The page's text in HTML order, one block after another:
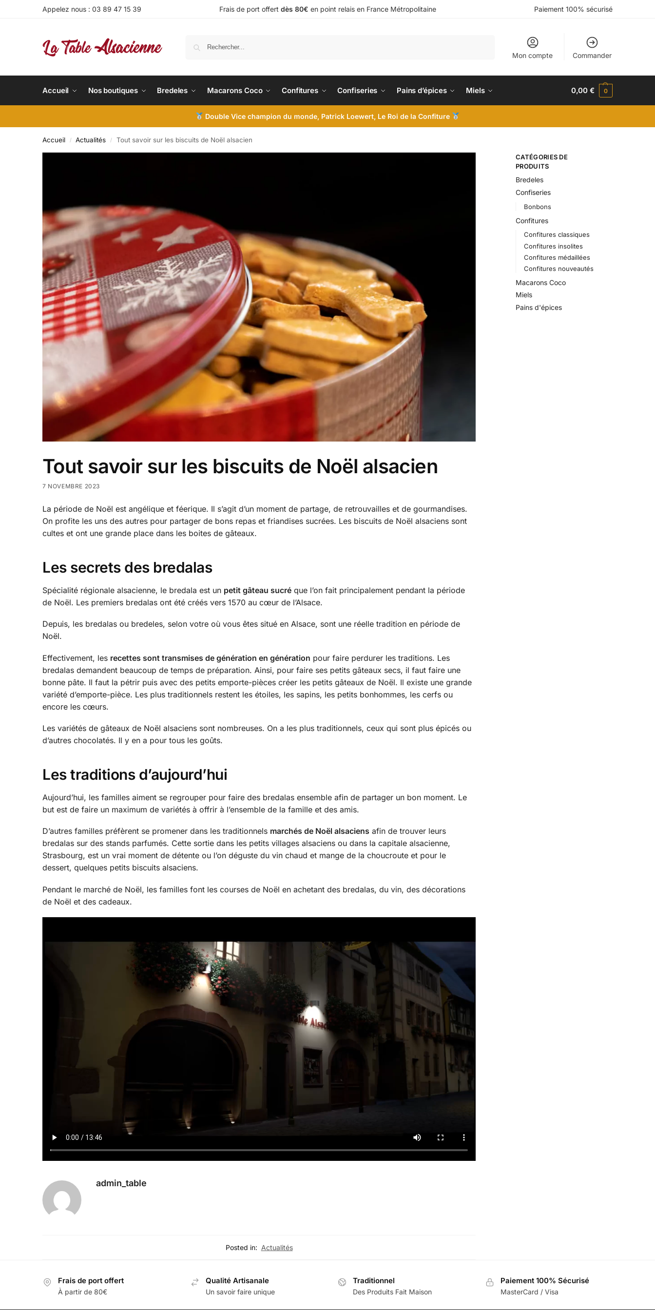
Appelez nous : 03 89 47 15 39 Frais de port offert dès 80€ en point relais en France Métropolitaine Paiement 100% sécurisé
Mon compte Commander
Accueil Nos boutiques Bredeles Macarons Coco Confitures Confiseries Pains d’épices Miels 0,00€ 0
Double Vice champion du monde, Patrick Loewert, Le Roi de la Confiture
Accueil / Actualités / Tout savoir sur les biscuits de Noël alsacien
Tout savoir sur les biscuits de Noël alsacien
7 NOVEMBRE 2023
La période de Noël est angélique et féerique. Il s’agit d’un moment de partage, de retrouvailles et de gourmandises.
On profite les uns des autres pour partager de bons repas et friandises sucrées. Les biscuits de Noël alsaciens sont
cultes et ont une grande place dans les boites de gâteaux.
Les secrets des bredalas
Spécialité régionale alsacienne, le bredala est un petit gâteau sucré que l’on fait principalement pendant la période
de Noël. Les premiers bredalas ont été créés vers 1570 au cœur de l’Alsace.
Depuis, les bredalas ou bredeles, selon votre où vous êtes situé en Alsace, sont une réelle tradition en période de
Noël.
Effectivement, les recettes sont transmises de génération en génération pour faire perdurer les traditions. Les
bredalas demandent beaucoup de temps de préparation. Ainsi, pour faire ses petits gâteaux secs, il faut faire une
bonne pâte. Il faut la pétrir puis avec des petits emporte-pièces créer les petits gâteaux de Noël. Il existe une grande
variété d’emporte-pièce. Les plus traditionnels restent les étoiles, les sapins, les petits bonhommes, les cerfs ou
encore les cœurs.
Les variétés de gâteaux de Noël alsaciens sont nombreuses. On a les plus traditionnels, ceux qui sont plus épicés ou
d’autres chocolatés. Il y en a pour tous les goûts.
Les traditions d’aujourd’hui
Aujourd’hui, les familles aiment se regrouper pour faire des bredalas ensemble afin de partager un bon moment. Le
but est de faire un maximum de variétés à offrir à l’ensemble de la famille et des amis.
D’autres familles préfèrent se promener dans les traditionnels marchés de Noël alsaciens afin de trouver leurs
bredalas sur des stands parfumés. Cette sortie dans les petits villages alsaciens ou dans la capitale alsacienne,
Strasbourg, est un vrai moment de détente ou l’on déguste du vin chaud et mange de la choucroute et pour le
dessert, quelques petits biscuits alsaciens.
Pendant le marché de Noël, les familles font les courses de Noël en achetant des bredalas, du vin, des décorations
de Noël et des cadeaux.
admin_table
Posted in: Actualités
CATÉGORIES DE
PRODUITS
Bredeles
Confiseries
Bonbons
Confitures
Confitures classiques
Confitures insolites
Confitures médaillées
Confitures nouveautés
Macarons Coco
Miels
Pains d'épices
Frais de port offert
À partir de 80€
Qualité Artisanale
Un savoir faire unique
Traditionnel
Des Produits Fait Maison
Paiement 100% Sécurisé
MasterCard / Visa